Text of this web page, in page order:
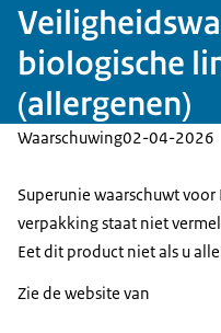
biologische
(allergenen)
Waarschuwing02-04-2026
Superunie waarschuwt
verpakking staat niet
Eet dit product niet als u
Zie de website van